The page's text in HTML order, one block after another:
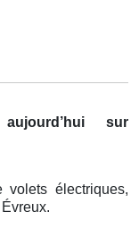
sur
volets électriques,